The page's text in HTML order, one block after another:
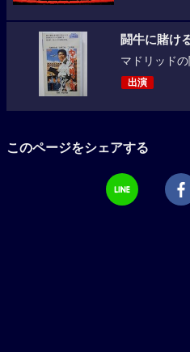
闘牛に賭け
マドリッド
出演
このページをシェアする